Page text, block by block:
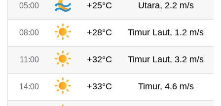
05:00 +25°C Utara, 2.2 m/s
08:00 +28°C Timur Laut, 1.2 m/s
11:00 +32°C Timur Laut, 3.2 m/s
14:00 +33°C Timur, 4.6 m/s